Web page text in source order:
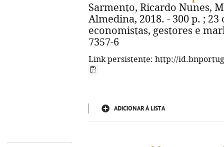
Sarmento, Ricardo Nunes,
Almedina, 2018. - 300 p. ;
economistas, gestores e
7357-6
Link persistente: http://
ADICIONAR À LISTA